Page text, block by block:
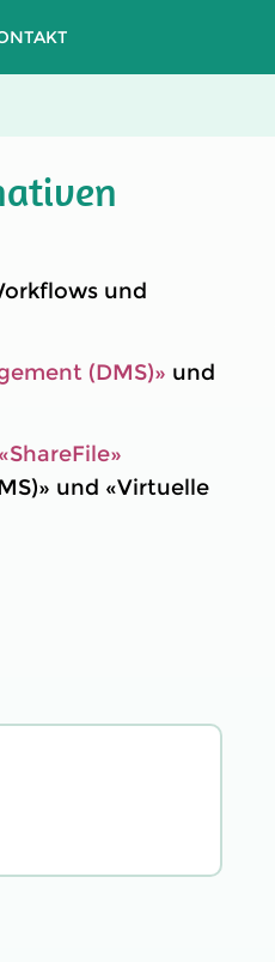
und
(DMS)» und
«ShareFile»
und «Virtuelle